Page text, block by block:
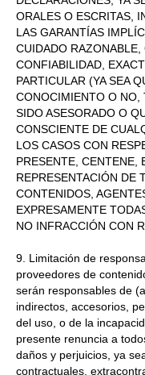
ORALES O ESCRITAS,
LAS GARANTÍAS
CUIDADO RAZONABLE,
CONFIABILIDAD,
PARTICULAR (YA SEA
CONOCIMIENTO O NO,
SIDO ASESORADO O
CONSCIENTE DE
LOS CASOS CON
PRESENTE, CENTENE,
REPRESENTACIÓN DE
CONTENIDOS,
EXPRESAMENTE
NO INFRACCIÓN CON
9. Limitación de
proveedores de
serán responsables de
indirectos, accesorios,
del uso, o de la
presente renuncia a
daños y perjuicios, ya
contractuales,